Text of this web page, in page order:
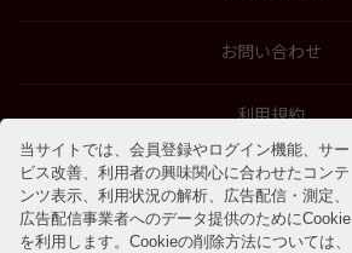
当サイトでは、会員登録やログイン機能、サー
ビス改善、利用者の興味関心に合わせたコンテ
ンツ表示、利用状況の解析、広告配信・測定、
広告配信事業者へのデータ提供のためにCookie
を利用します。Cookieの削除方法については、
お問い合わせ
利用規約
特商法に基づく表示
プライバシーポリシー